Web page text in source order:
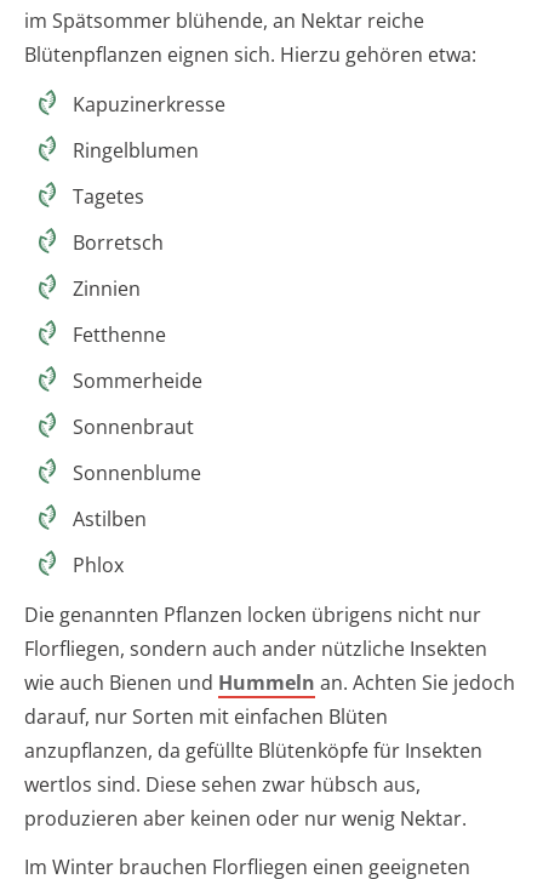
im Spätsommer blühende, an Nektar reiche
Blütenpflanzen eignen sich. Hierzu gehören etwa:
Kapuzinerkresse
Ringelblumen
Tagetes
Borretsch
Zinnien
Fetthenne
Sommerheide
Sonnenbraut
Sonnenblume
Astilben
Phlox
Die genannten Pflanzen locken übrigens nicht nur
Florfliegen, sondern auch ander nützliche Insekten
wie auch Bienen und Hummeln an. Achten Sie jedoch
darauf, nur Sorten mit einfachen Blüten
anzupflanzen, da gefüllte Blütenköpfe für Insekten
wertlos sind. Diese sehen zwar hübsch aus,
produzieren aber keinen oder nur wenig Nektar.
Im Winter brauchen Florfliegen einen geeigneten